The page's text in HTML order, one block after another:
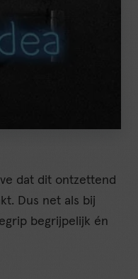
dat dit ontzettend
Dus net als bij
begrijpelijk én